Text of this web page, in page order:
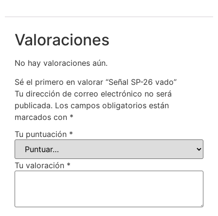
Valoraciones
No hay valoraciones aún.
Sé el primero en valorar “Señal SP-26 vado”
Tu dirección de correo electrónico no será
publicada. Los campos obligatorios están
marcados con *
Tu puntuación *
Tu valoración *